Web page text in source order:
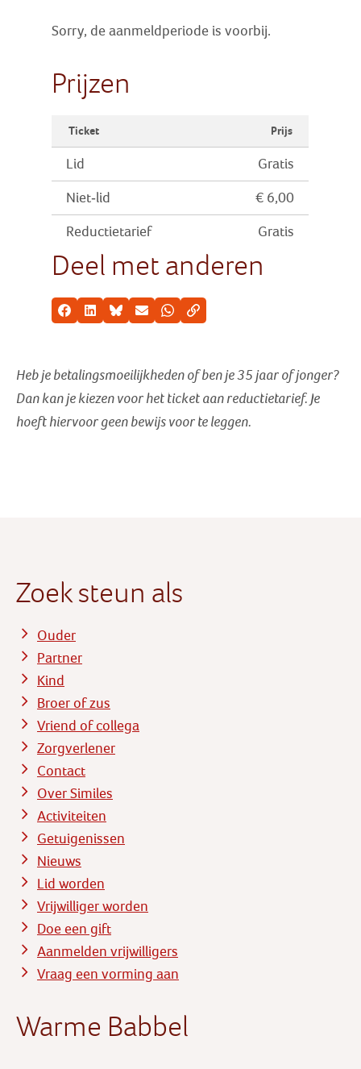
Sorry, de aanmeldperiode is voorbij.
Prijzen
Ticket Prijs
Lid Gratis
Niet-lid € 6,00
Reductietarief Gratis
Deel met anderen
Facebook
LinkedInBlueskyE-mailWhatsappKopieer link
Heb je betalingsmoeilijkheden of ben je 35 jaar of jonger?
Dan kan je kiezen voor het ticket aan reductietarief. Je
hoeft hiervoor geen bewijs voor te leggen.
Zoek steun als
Ouder
Partner
Kind
Broer of zus
Vriend of collega
Zorgverlener
Contact
Over Similes
Activiteiten
Getuigenissen
Nieuws
Lid worden
Vrijwilliger worden
Doe een gift
Aanmelden vrijwilligers
Vraag een vorming aan
Warme Babbel